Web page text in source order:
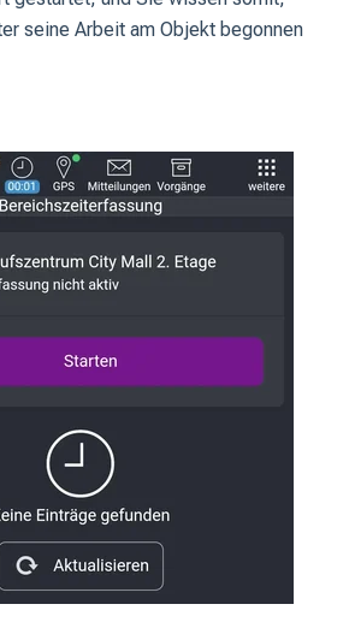
seine Arbeit am Objekt begonnen